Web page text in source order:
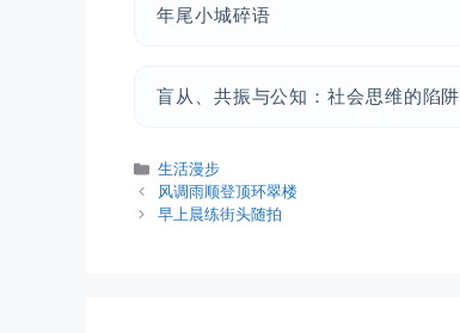
年尾小城碎语
盲从、共振与公知：社会思维的陷阱
分
类
生活漫步
风调雨顺登顶环翠楼
早上晨练街头随拍